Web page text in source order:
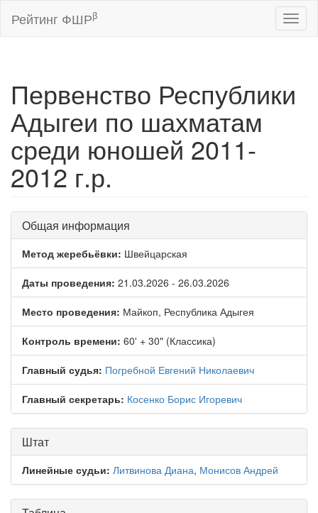
Рейтинг ФШРβ
Первенство Республики
Адыгеи по шахматам
среди юношей 2011-
2012 г.р.
Общая информация
Метод жеребьёвки: Швейцарская
Даты проведения: 21.03.2026 - 26.03.2026
Место проведения: Майкоп, Республика Адыгея
Контроль времени: 60' + 30" (Классика)
Главный судья: Погребной Евгений Николаевич
Главный секретарь: Косенко Борис Игоревич
Штат
Линейные судьи: Литвинова Диана, Монисов Андрей